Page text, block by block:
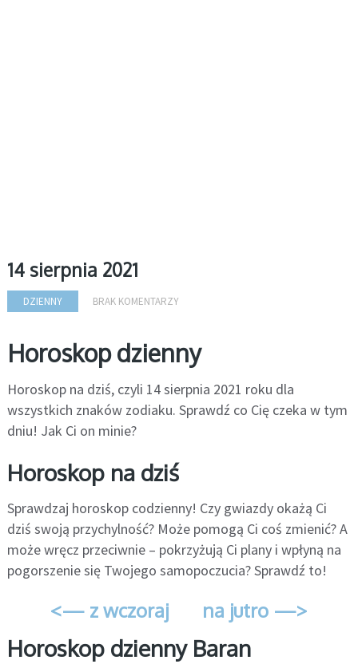
14 sierpnia 2021
DZIENNY BRAK KOMENTARZY
Horoskop dzienny
Horoskop na dziś, czyli 14 sierpnia 2021 roku dla
wszystkich znaków zodiaku. Sprawdź co Cię czeka w tym
dniu! Jak Ci on minie?
Horoskop na dziś
Sprawdzaj horoskop codzienny! Czy gwiazdy okażą Ci
dziś swoją przychylność? Może pomogą Ci coś zmienić? A
może wręcz przeciwnie – pokrzyżują Ci plany i wpłyną na
pogorszenie się Twojego samopoczucia? Sprawdź to!
<— z wczoraj na jutro —>
Horoskop dzienny Baran